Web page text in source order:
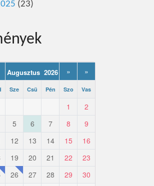
(23)
Augusztus 2026 » »
Sze Csü Pén Szo Vas
1
2
5 6 7 8
9
12 13 14 15
16
19 20 21 22
23
26 27 28 29
30